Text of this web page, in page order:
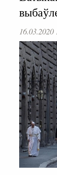
16.03.2020